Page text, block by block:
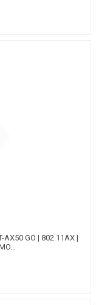
AX50 GO | 802.11AX |